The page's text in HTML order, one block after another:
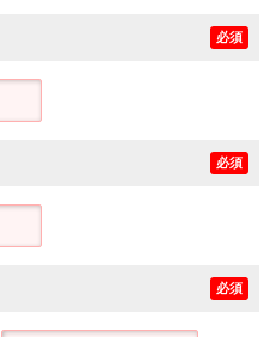
必須
必須
必須